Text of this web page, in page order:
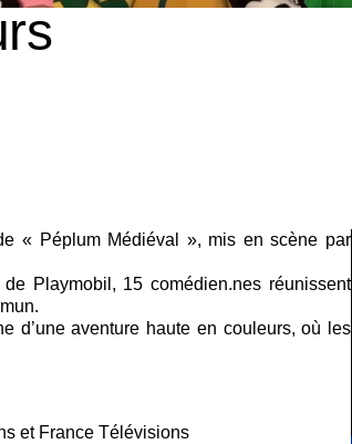
« Péplum Médiéval », mis en scène par
Playmobil, 15 comédien.nes réunissent
d’une aventure haute en couleurs, où les
et France Télévisions